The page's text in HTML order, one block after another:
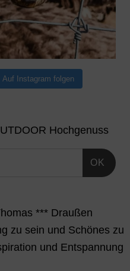
Auf Instagram folgen
Hochgenuss
OK
*** Draußen
zu sein und Schönes zu
und Entspannung